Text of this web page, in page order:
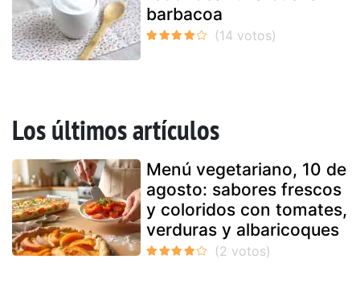
barbacoa
Los últimos artículos
Menú vegetariano, 10 de
agosto: sabores frescos
y coloridos con tomates,
verduras y albaricoques